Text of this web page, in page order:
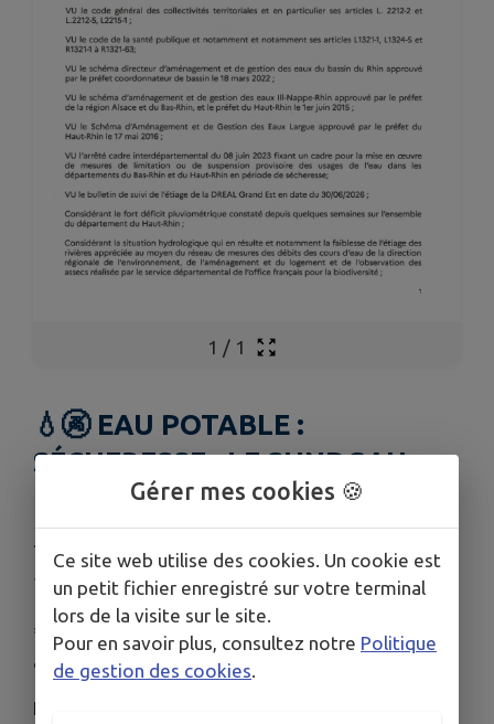
1 / 1
💧🚱 EAU POTABLE :
SÉCHERESSE : LE SUNDGAU
PLACÉ EN ALERTE RENFORCÉE
⚠️🌞
Publié le vendredi 03 juillet 2026 - Franken
🚨💧
Sécheresse : la zone « Ill amont » passe en
alerte renforcée
En raison du
Gérer mes cookies 🍪
Ce site web utilise des cookies. Un cookie est
un petit fichier enregistré sur votre terminal
lors de la visite sur le site.
Pour en savoir plus, consultez notre Politique
de gestion des cookies